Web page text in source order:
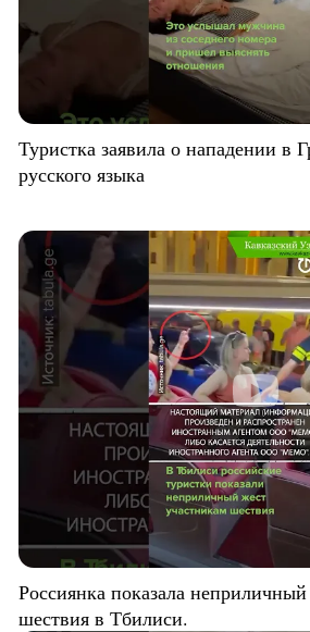
Туристка заявила о нападении в
русского языка
Россиянка показала
шествия в Тбилиси.